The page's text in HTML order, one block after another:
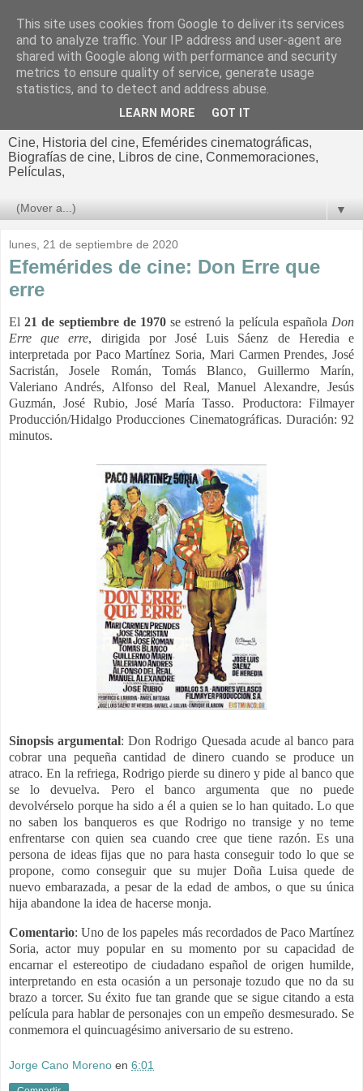
El cultural
cinematográfico de Jorge
Cine, Historia del cine, Efemérides cinematográficas,
Biografías de cine, Libros de cine, Conmemoraciones,
Películas,
▼
lunes, 21 de septiembre de 2020
Efemérides de cine: Don Erre que
erre
El 21 de septiembre de 1970se estrenó la película española Don
Erre que erre, dirigida por José Luis Sáenz de Heredia e
interpretada por Paco Martínez Soria, Mari Carmen Prendes, José
Sacristán, Josele Román, Tomás Blanco, Guillermo Marín,
Valeriano Andrés, Alfonso del Real, Manuel Alexandre, Jesús
Guzmán, José Rubio, José María Tasso. Productora: Filmayer
Producción/Hidalgo Producciones Cinematográficas. Duración: 92
minutos.
Sinopsis argumental: Don Rodrigo Quesada acude al banco para
cobrar una pequeña cantidad de dinero cuando se produce un
atraco. En la refriega, Rodrigo pierde su dinero y pide al banco que
se lo devuelva. Pero el banco argumenta que no puede
devolvérselo porque ha sido a él a quien se lo han quitado. Lo que
no saben los banqueros es que Rodrigo no transige y no teme
enfrentarse con quien sea cuando cree que tiene razón. Es una
persona de ideas fijas que no para hasta conseguir todo lo que se
propone, como conseguir que su mujer Doña Luisa quede de
nuevo embarazada, a pesar de la edad de ambos, o que su única
hija abandone la idea de hacerse monja.
Comentario: Uno de los papeles más recordados de Paco Martínez
Soria, actor muy popular en su momento por su capacidad de
encarnar el estereotipo de ciudadano español de origen humilde,
interpretando en esta ocasión a un personaje tozudo que no da su
brazo a torcer. Su éxito fue tan grande que se sigue citando a esta
película para hablar de personajes con un empeño desmesurado. Se
conmemora el quincuagésimo aniversario de su estreno.
Jorge Cano Moreno en 6:01
This site uses cookies from Google to deliver its services
and to analyze traffic. Your IP address and user-agent are
shared with Google along with performance and security
metrics to ensure quality of service, generate usage
statistics, and to detect and address abuse.
LEARN MORE GOT IT